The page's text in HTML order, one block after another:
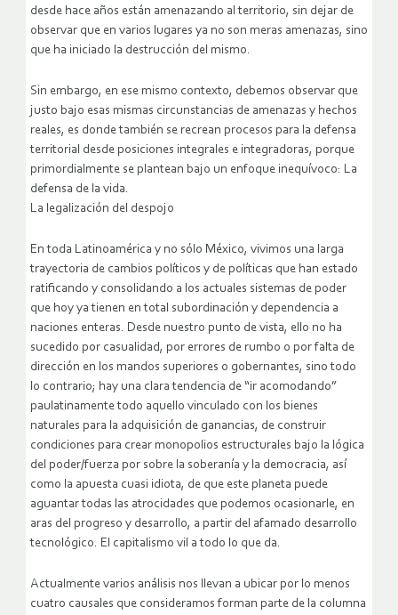
desde hace años están amenazando al territorio, sin dejar de
observar que en varios lugares ya no son meras amenazas, sino
que ha iniciado la destrucción del mismo.
Sin embargo, en ese mismo contexto, debemos observar que
justo bajo esas mismas circunstancias de amenazas y hechos
reales, es donde también se recrean procesos para la defensa
territorial desde posiciones integrales e integradoras, porque
primordialmente se plantean bajo un enfoque inequívoco: La
defensa de la vida.
La legalización del despojo
En toda Latinoamérica y no sólo México, vivimos una larga
trayectoria de cambios políticos y de políticas que han estado
ratificando y consolidando a los actuales sistemas de poder
que hoy ya tienen en total subordinación y dependencia a
naciones enteras. Desde nuestro punto de vista, ello no ha
sucedido por casualidad, por errores de rumbo o por falta de
dirección en los mandos superiores o gobernantes, sino todo
lo contrario; hay una clara tendencia de “ir acomodando”
paulatinamente todo aquello vinculado con los bienes
naturales para la adquisición de ganancias, de construir
condiciones para crear monopolios estructurales bajo la lógica
del poder/fuerza por sobre la soberanía y la democracia, así
como la apuesta cuasi idiota, de que este planeta puede
aguantar todas las atrocidades que podemos ocasionarle, en
aras del progreso y desarrollo, a partir del afamado desarrollo
tecnológico. El capitalismo vil a todo lo que da.
Actualmente varios análisis nos llevan a ubicar por lo menos
cuatro causales que consideramos forman parte de la columna